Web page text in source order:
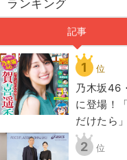
ランキング
記事
1 位
乃木坂46
に登場！
だけたら」
2 位